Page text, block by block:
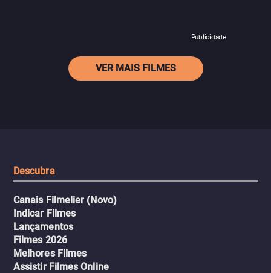
Publicidade
VER MAIS FILMES
Descubra
Canais Filmelier (Novo)
Indicar Filmes
Lançamentos
Filmes 2026
Melhores Filmes
Assistir Filmes Online